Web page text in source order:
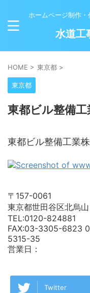
ホームページ制作
水道工
HOME > 東京都 >
東京都
東都ビル整備工
東都ビル整備工業
〒157-0061
東京都世田谷区北烏
TEL:0120-824881
FAX:03-3305-6823
5315-35
営業日：
Twitter